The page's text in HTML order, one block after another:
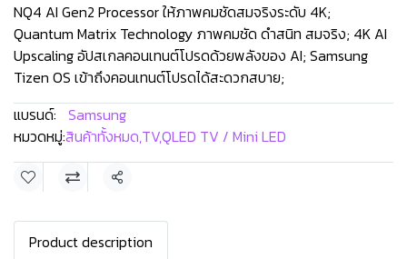
NQ4 AI Gen2 Processor ให้ภาพคมชัดสมจริงระดับ 4K;
Quantum Matrix Technology ภาพคมชัด ดำสนิท สมจริง; 4K AI
Upscaling อัปสเกลคอนเทนต์โปรดด้วยพลังของ AI; Samsung
Tizen OS เข้าถึงคอนเทนต์โปรดได้สะดวกสบาย;
แบรนด์: Samsung
หมวดหมู่:สินค้าทั้งหมด,TV,QLED TV / Mini LED
แชร์
Product description